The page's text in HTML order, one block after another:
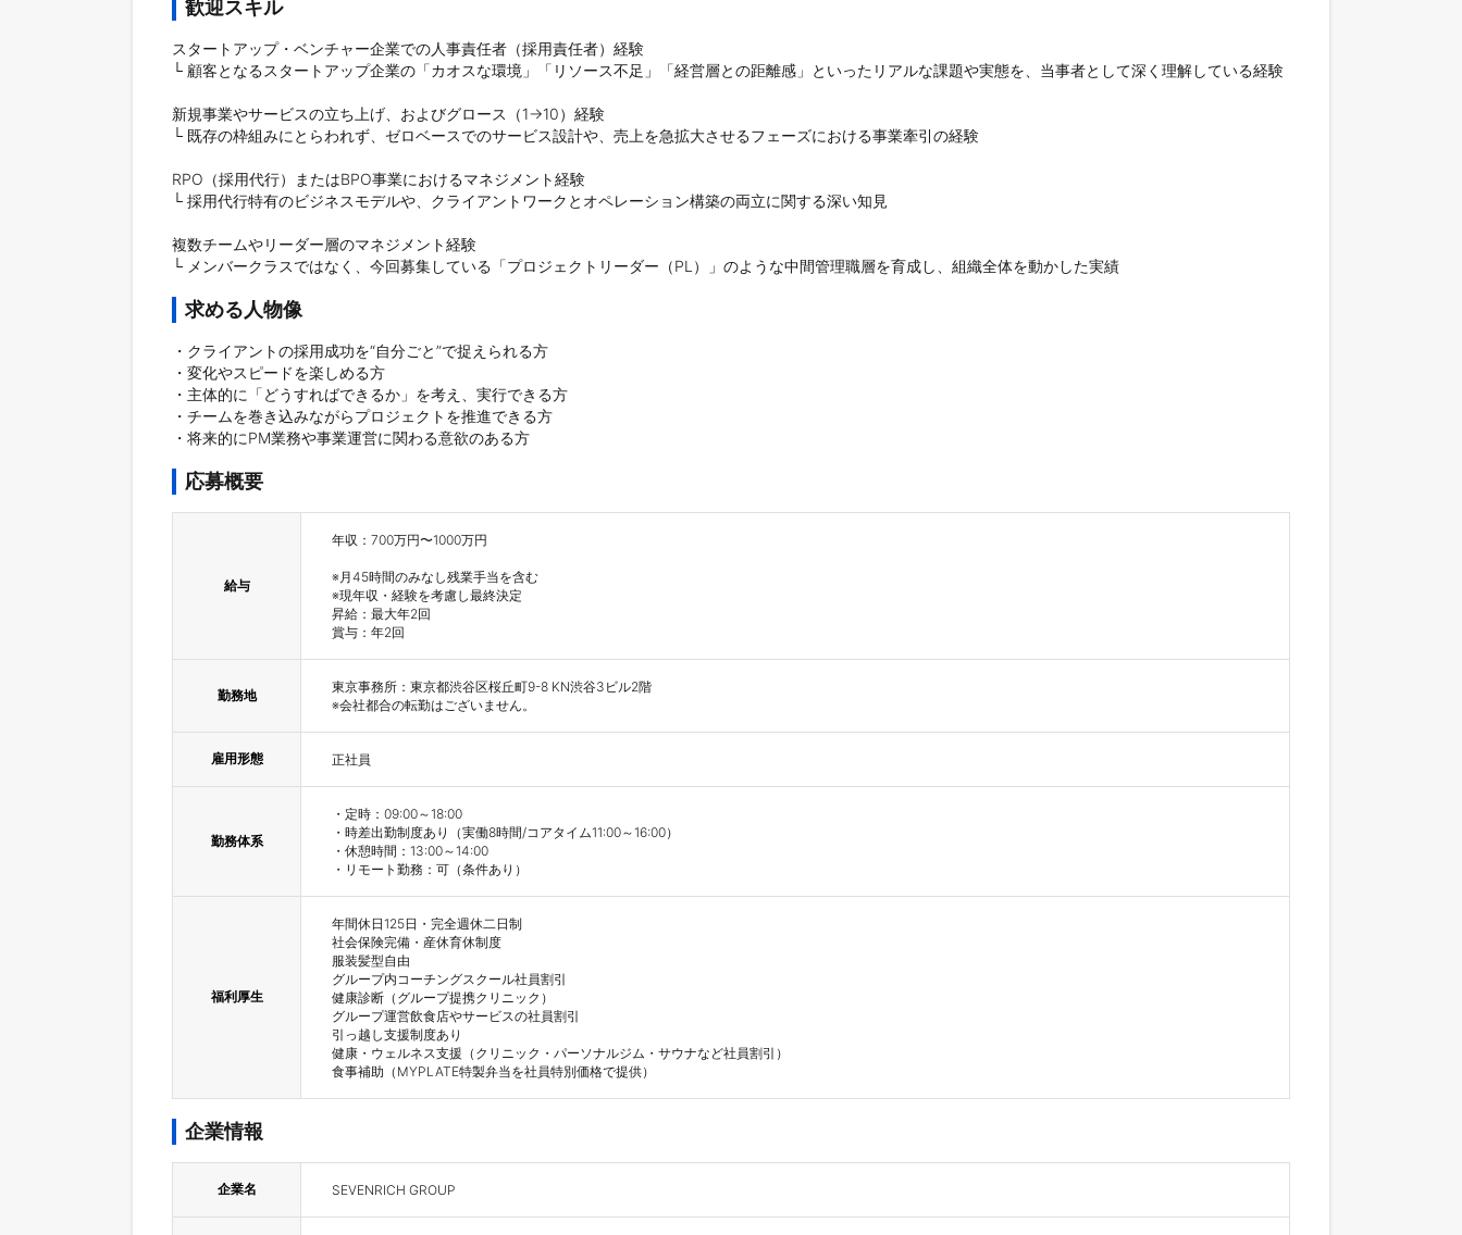
歓迎スキル
スタートアップ・ベンチャー企業での人事責任者（採用責任者）経験
└ 顧客となるスタートアップ企業の「カオスな環境」「リソース不足」「経営層との距離感」といったリアルな課題や実態を、当事者として深く理解している経験
新規事業やサービスの立ち上げ、およびグロース（1→10）経験
└ 既存の枠組みにとらわれず、ゼロベースでのサービス設計や、売上を急拡大させるフェーズにおける事業牽引の経験
RPO（採用代行）またはBPO事業におけるマネジメント経験
└ 採用代行特有のビジネスモデルや、クライアントワークとオペレーション構築の両立に関する深い知見
複数チームやリーダー層のマネジメント経験
└ メンバークラスではなく、今回募集している「プロジェクトリーダー（PL）」のような中間管理職層を育成し、組織全体を動かした実績
求める人物像
・クライアントの採用成功を“自分ごと”で捉えられる方
・変化やスピードを楽しめる方
・主体的に「どうすればできるか」を考え、実行できる方
・チームを巻き込みながらプロジェクトを推進できる方
・将来的にPM業務や事業運営に関わる意欲のある方
応募概要
給与
年収：700万円〜1000万円
※月45時間のみなし残業手当を含む
※現年収・経験を考慮し最終決定
昇給：最大年2回
賞与：年2回
勤務地
東京事務所：東京都渋谷区桜丘町9-8 KN渋谷3ビル2階
※会社都合の転勤はございません。
雇用形態 正社員
勤務体系
・定時：09:00～18:00
・時差出勤制度あり（実働8時間/コアタイム11:00～16:00）
・休憩時間：13:00～14:00
・リモート勤務：可（条件あり）
福利厚生
年間休日125日・完全週休二日制
社会保険完備・産休育休制度
服装髪型自由
グループ内コーチングスクール社員割引
健康診断（グループ提携クリニック）
グループ運営飲食店やサービスの社員割引
引っ越し支援制度あり
健康・ウェルネス支援（クリニック・パーソナルジム・サウナなど社員割引）
食事補助（MYPLATE特製弁当を社員特別価格で提供）
企業情報
企業名 SEVENRICH GROUP